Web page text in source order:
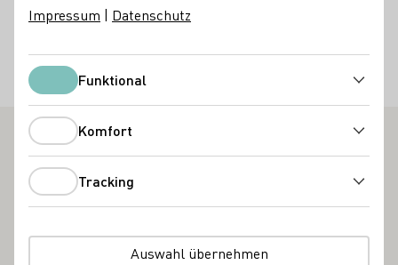
Entdecken Sie bei Führungen, wie aus Trauben Träume
Terrassenweinberge.
Weinfeste
Impressum | Datenschutz
FunktionalFunktional
Komfort
Tracking
Auswahl übernehmen